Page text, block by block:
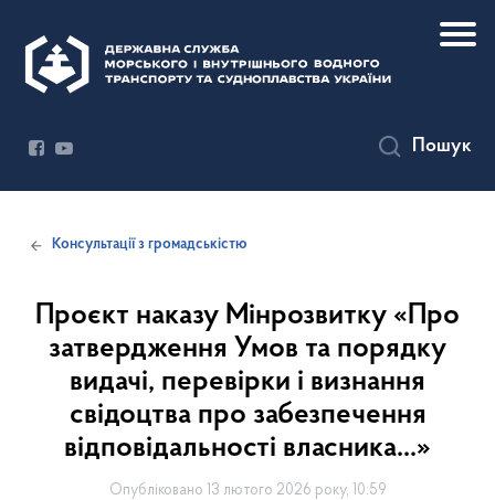
Пошук
Консультації з громадськістю
Проєкт наказу Мінрозвитку «Про
затвердження Умов та порядку
видачі, перевірки і визнання
свідоцтва про забезпечення
відповідальності власника...»
Опубліковано 13 лютого 2026 року, 10:59